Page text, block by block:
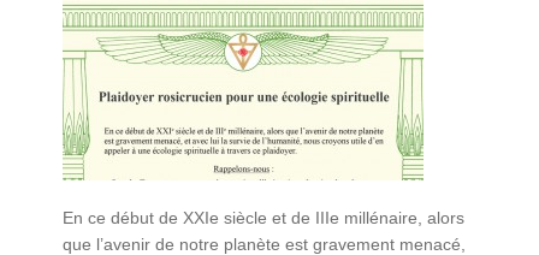
En ce début de XXIe siècle et de IIIe millénaire, alors
que l’avenir de notre planète est gravement menacé,